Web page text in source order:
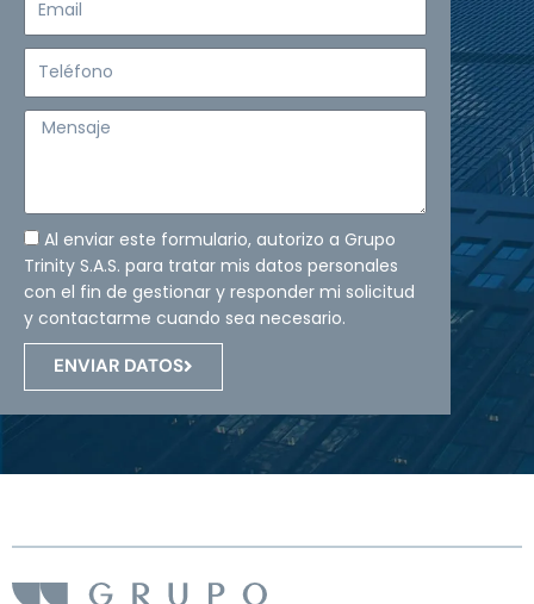
Mensaje
Al enviar este formulario, autorizo a Grupo
Trinity S.A.S. para tratar mis datos personales
con el fin de gestionar y responder mi solicitud
y contactarme cuando sea necesario.
ENVIAR DATOS